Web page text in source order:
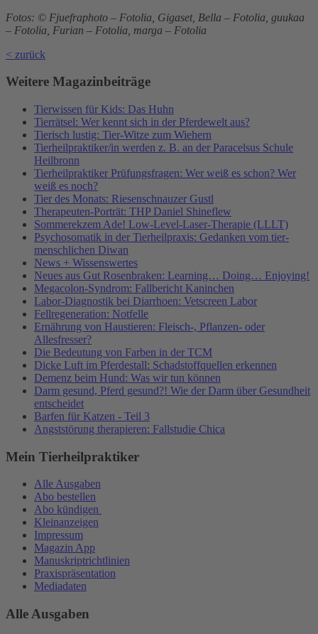
Fotos: © Fjuefraphoto – Fotolia, Gigaset, Bella – Fotolia, guukaa
– Fotolia, Furian – Fotolia, marga – Fotolia
< zurück
Weitere Magazinbeiträge
Tierwissen für Kids: Das Huhn
Tierrätsel: Wer kennt sich in der Pferdewelt aus?
Tierisch lustig: Tier-Witze zum Wiehern
Tierheilpraktiker/in werden z. B. an der Paracelsus Schule
Heilbronn
Tierheilpraktiker Prüfungsfragen: Wer weiß es schon? Wer
weiß es noch?
Tier des Monats: Riesenschnauzer Gustl
Therapeuten-Porträt: THP Daniel Shineflew
Sommerekzem Ade! Low-Level-Laser-Therapie (LLLT)
Psychosomatik in der Tierheilpraxis: Gedanken vom tier-
menschlichen Diwan
News + Wissenswertes
Neues aus Gut Rosenbraken: Learning… Doing… Enjoying!
Megacolon-Syndrom: Fallbericht Kaninchen
Labor-Diagnostik bei Diarrhoen: Vetscreen Labor
Fellregeneration: Notfelle
Ernährung von Haustieren: Fleisch-, Pflanzen- oder
Allesfresser?
Die Bedeutung von Farben in der TCM
Dicke Luft im Pferdestall: Schadstoffquellen erkennen
Demenz beim Hund: Was wir tun können
Darm gesund, Pferd gesund?! Wie der Darm über Gesundheit
entscheidet
Barfen für Katzen - Teil 3
Angststörung therapieren: Fallstudie Chica
Mein Tierheilpraktiker
Alle Ausgaben
Abo bestellen
Abo kündigen
Kleinanzeigen
Impressum
Magazin App
Manuskriptrichtlinien
Praxispräsentation
Mediadaten
Alle Ausgaben